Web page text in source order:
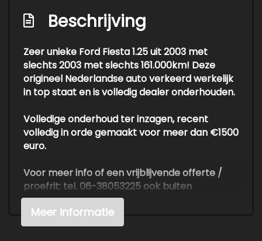
Beschrijving
Zeer unieke Ford Fiesta 1.25 uit 2003 met
slechts 2003 met slechts 161.000km! Deze
origineel Nederlandse auto verkeerd werkelijk
in top staat en is volledig dealer onderhouden.
Volledige onderhoud ter inzagen, recent
volledig in orde gemaakt voor meer dan €1500
euro.
Voor meer info of een vrijblijvende offerte /
proefrit: tel. 06-38053225 ook buiten
openingstijden of info@autokuepers.nl - Auto
Kuepers is erkend BOVAG bedrijf. OPEN OP
AFSPRAAK!
Meer informatie